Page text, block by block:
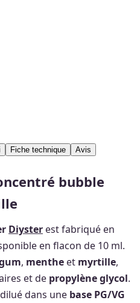
Fiche technique Avis
bubble
Diyster est fabriqué en
en flacon de 10 ml.
, menthe et myrtille,
et de propylène glycol.
dans une base PG/VG